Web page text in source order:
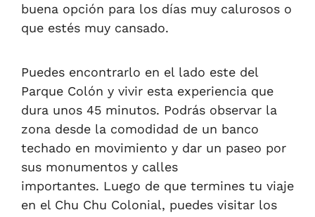
buena opción para los días muy calurosos o
que estés muy cansado.
Puedes encontrarlo en el lado este del
Parque Colón y vivir esta experiencia que
dura unos 45 minutos. Podrás observar la
zona desde la comodidad de un banco
techado en movimiento y dar un paseo por
sus monumentos y calles
importantes. Luego de que termines tu viaje
en el Chu Chu Colonial, puedes visitar los